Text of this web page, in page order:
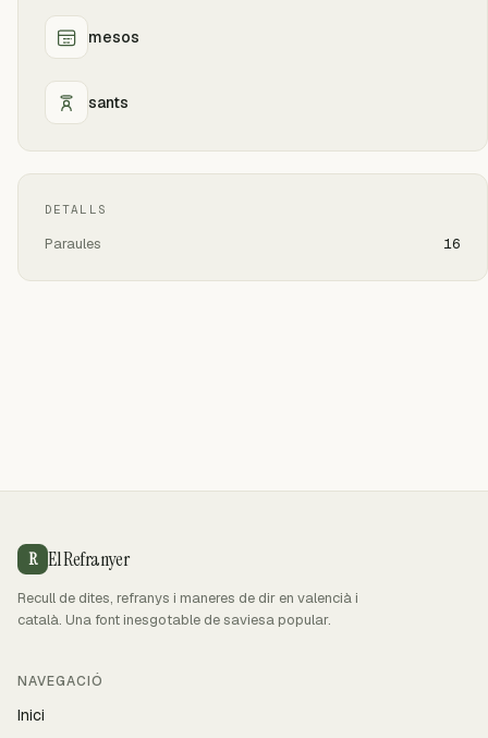
mesos
sants
DETALLS
Paraules 16
R El Refranyer
Recull de dites, refranys i maneres de dir en valencià i
català. Una font inesgotable de saviesa popular.
NAVEGACIÓ
Inici